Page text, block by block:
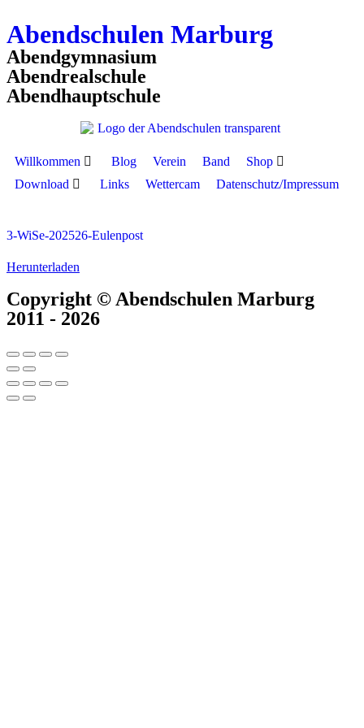
Abendschulen Marburg
Abendgymnasium
Abendrealschule
Abendhauptschule
Willkommen Blog Verein Band
Shop
Download
Links Wettercam Datenschutz/Impressum
3-WiSe-202526-Eulenpost
Herunterladen
Copyright © Abendschulen Marburg
2011 - 2026